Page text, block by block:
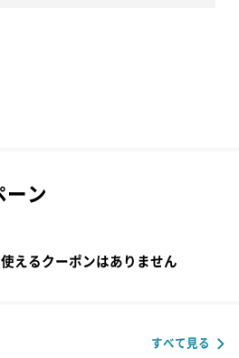
ーン
えるクーポンはありません
すべて見る